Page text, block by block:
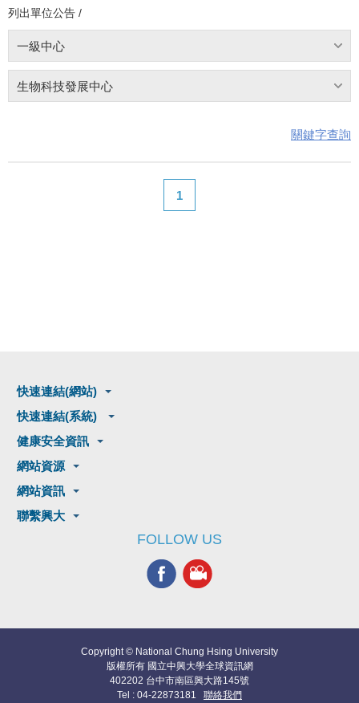
列出單位公告 /
一級中心
生物科技發展中心
關鍵字查詢
1
快速連結(網站)
快速連結(系統)
健康安全資訊
網站資源
網站資訊
聯繫興大
FOLLOW US
Copyright © National Chung Hsing University
版權所有 國立中興大學全球資訊網
402202 台中市南區興大路145號
Tel : 04-22873181 聯絡我們